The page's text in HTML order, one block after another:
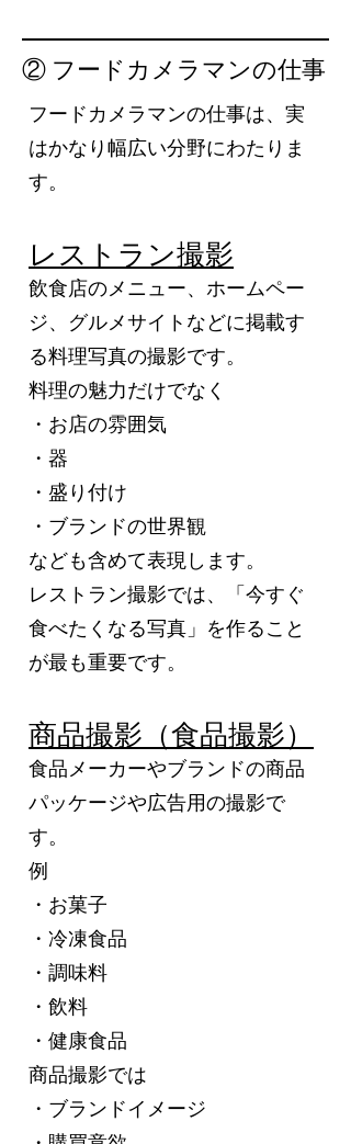
② フードカメラマンの仕事
フードカメラマンの仕事は、実
はかなり幅広い分野にわたりま
す。
レストラン撮影
飲食店のメニュー、ホームペー
ジ、グルメサイトなどに掲載す
る料理写真の撮影です。
料理の魅力だけでなく
・お店の雰囲気
・器
・盛り付け
・ブランドの世界観
なども含めて表現します。
レストラン撮影では、「今すぐ
食べたくなる写真」を作ること
が最も重要です。
商品撮影（食品撮影）
食品メーカーやブランドの商品
パッケージや広告用の撮影で
す。
例
・お菓子
・冷凍食品
・調味料
・飲料
・健康食品
商品撮影では
・ブランドイメージ